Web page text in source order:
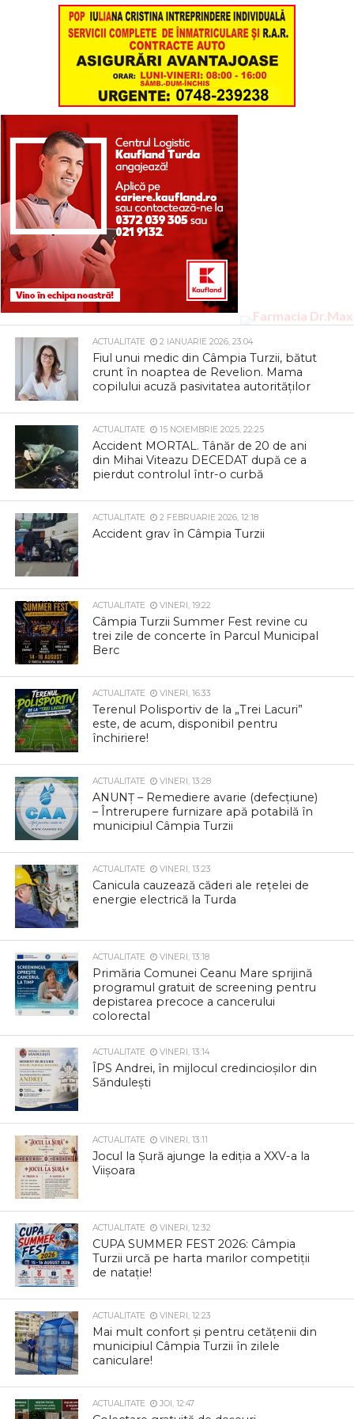
ACTUALITATE 2 IANUARIE 2026, 23:04
Fiul unui medic din Câmpia Turzii, bătut
crunt în noaptea de Revelion. Mama
copilului acuză pasivitatea autorităților
ACTUALITATE 15 NOIEMBRIE 2025, 22:25
Accident MORTAL. Tânăr de 20 de ani
din Mihai Viteazu DECEDAT după ce a
pierdut controlul într-o curbă
ACTUALITATE 2 FEBRUARIE 2026, 12:18
Accident grav în Câmpia Turzii
ACTUALITATE VINERI, 19:22
Câmpia Turzii Summer Fest revine cu
trei zile de concerte în Parcul Municipal
Berc
ACTUALITATE VINERI, 16:33
Terenul Polisportiv de la „Trei Lacuri”
este, de acum, disponibil pentru
închiriere!
ACTUALITATE VINERI, 13:28
ANUNȚ – Remediere avarie (defecțiune)
– Întrerupere furnizare apă potabilă în
municipiul Câmpia Turzii
ACTUALITATE VINERI, 13:23
Canicula cauzează căderi ale rețelei de
energie electrică la Turda
ACTUALITATE VINERI, 13:18
Primăria Comunei Ceanu Mare sprijină
programul gratuit de screening pentru
depistarea precoce a cancerului
colorectal
ACTUALITATE VINERI, 13:14
ÎPS Andrei, în mijlocul credincioșilor din
Săndulești
ACTUALITATE VINERI, 13:11
Jocul la Șură ajunge la ediția a XXV-a la
Viișoara
ACTUALITATE VINERI, 12:32
CUPA SUMMER FEST 2026: Câmpia
Turzii urcă pe harta marilor competiții
de natație!
ACTUALITATE VINERI, 12:23
Mai mult confort și pentru cetățenii din
municipiul Câmpia Turzii în zilele
caniculare!
ACTUALITATE JOI, 12:47